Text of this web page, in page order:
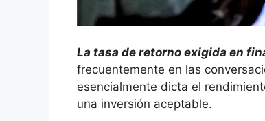
La⁤ tasa⁢ de retorno exigida en
frecuentemente en⁤ las
esencialmente dicta el
una inversión aceptable.